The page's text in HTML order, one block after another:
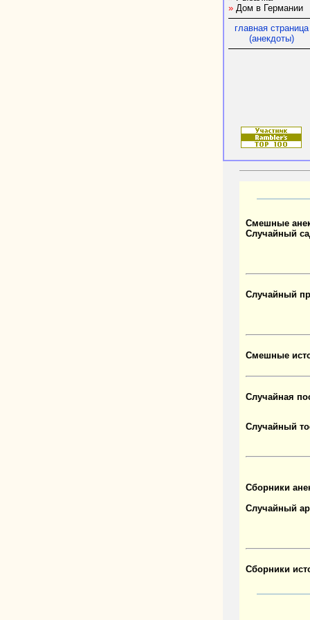
» Дом в Германии
главная страница
(анекдоты)
Смешные
Случайный
Случайный
Смешные
Случайная
Случайный
Сборники
Случайный
Сборники